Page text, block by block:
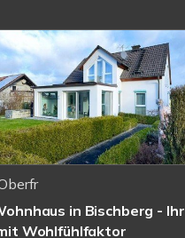
in Bischberg - Ihr
Wohlfühlfaktor